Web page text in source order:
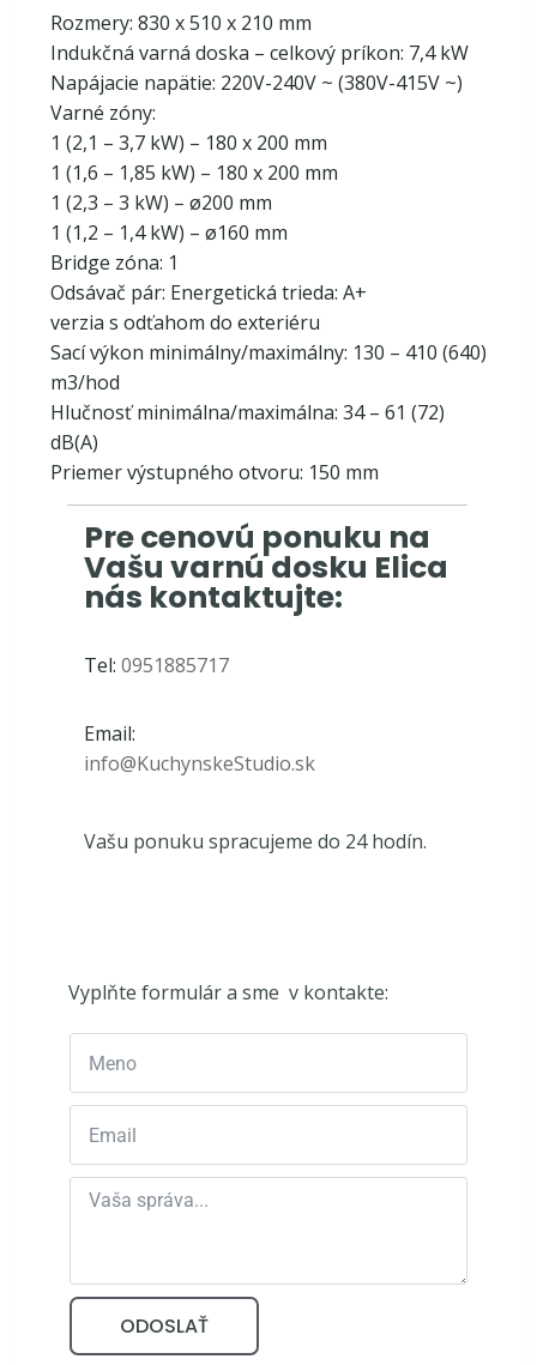
Rozmery: 830 x 510 x 210 mm
Indukčná varná doska – celkový príkon: 7,4 kW
Napájacie napätie: 220V-240V ~ (380V-415V ~)
Varné zóny:
1 (2,1 – 3,7 kW) – 180 x 200 mm
1 (1,6 – 1,85 kW) – 180 x 200 mm
1 (2,3 – 3 kW) – ø200 mm
1 (1,2 – 1,4 kW) – ø160 mm
Bridge zóna: 1
Odsávač pár: Energetická trieda: A+
verzia s odťahom do exteriéru
Sací výkon minimálny/maximálny: 130 – 410 (640)
m3/hod
Hlučnosť minimálna/maximálna: 34 – 61 (72)
dB(A)
Priemer výstupného otvoru: 150 mm
Pre cenovú ponuku na
Vašu varnú dosku Elica
nás kontaktujte:
Tel: 0951885717
Email:
info@KuchynskeStudio.sk
Vašu ponuku spracujeme do 24 hodín.
Vyplňte formulár a sme v kontakte:
ODOSLAŤ